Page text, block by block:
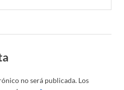
no será publicada. Los